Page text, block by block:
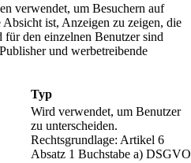
verwendet, um Besuchern auf
ist, Anzeigen zu zeigen, die
für den einzelnen Benutzer sind
und werbetreibende
Typ
Wird verwendet, um Benutzer
zu unterscheiden.
Rechtsgrundlage: Artikel 6
Absatz 1 Buchstabe a) DSGVO